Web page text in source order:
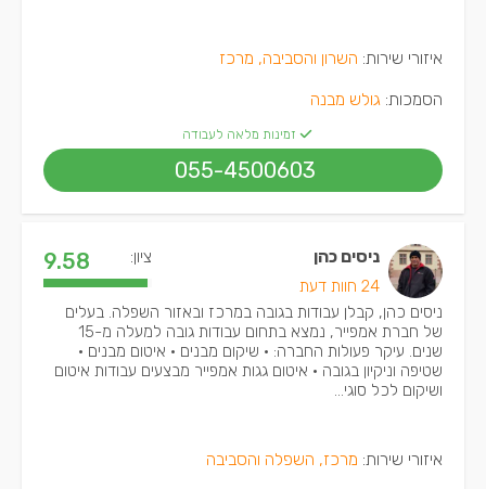
איזורי שירות: השרון והסביבה, מרכז
הסמכות: גולש מבנה
זמינות מלאה לעבודה
055-4500603
ניסים כהן
24 חוות דעת
ציון: 9.58
ניסים כהן, קבלן עבודות בגובה במרכז ובאזור השפלה. בעלים
של חברת אמפייר, נמצא בתחום עבודות גובה למעלה מ-15
שנים. עיקר פעולות החברה: • שיקום מבנים • איטום מבנים •
שטיפה וניקיון בגובה • איטום גגות אמפייר מבצעים עבודות איטום
ושיקום לכל סוגי...
איזורי שירות: מרכז, השפלה והסביבה